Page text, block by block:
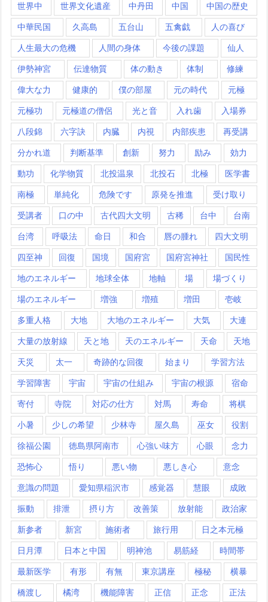
世界中 世界文化遺産 中丹田 中国 中国の歴史
中華民国 久高島 五台山 五禽戯 人の喜び
人生最大の危機 人間の身体 今後の課題 仙人
伊勢神宮 伝達物質 体の動き 体制 修練
偉大な力 健康的 僕の部屋 元の時代 元極
元極功 元極道の僧侶 光と音 入れ歯 入場券
八段錦 六字訣 内臓 内視 内部疾患 再受講
分かれ道 判断基準 創新 努力 励み 効力
動功 化学物質 北投温泉 北投石 北極 医学書
南極 単純化 危険です 原発を推進 受け取り
受講者 口の中 古代四大文明 古稀 台中 台南
台湾 呼吸法 命日 和合 唇の腫れ 四大文明
四至神 回復 国境 国府宮 国府宮神社 国民性
地のエネルギー 地球全体 地軸 場 場づくり
場のエネルギー 増強 増殖 増田 壱岐
多重人格 大地 大地のエネルギー 大気 大連
大量の放射線 天と地 天のエネルギー 天命 天地
天災 太一 奇跡的な回復 始まり 学習方法
学習障害 宇宙 宇宙の仕組み 宇宙の根源 宿命
寄付 寺院 対応の仕方 対馬 寿命 将棋
小暑 少しの希望 少林寺 屋久島 巫女 役割
徐福公園 徳島県阿南市 心強い味方 心眼 念力
恐怖心 悟り 悪い物 悪しき心 意念
意識の問題 愛知県稲沢市 感覚器 慧眼 成敗
振動 排泄 摂り方 改善策 放射能 政治家
新参者 新宮 施術者 旅行用 日之本元極
日月潭 日本と中国 明神池 易筋経 時間帯
最新医学 有形 有無 東京講座 極秘 横暴
橋渡し 橘湾 機能障害 正信 正念 正法